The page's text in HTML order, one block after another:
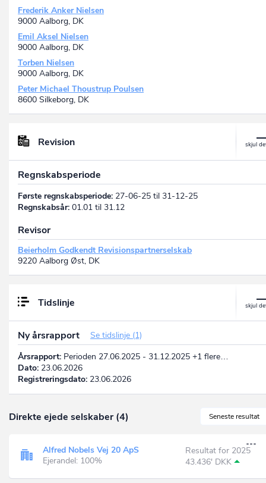
Frederik Anker Nielsen
9000 Aalborg, DK
Emil Aksel Nielsen
9000 Aalborg, DK
Torben Nielsen
9000 Aalborg, DK
Peter Michael Thoustrup Poulsen
8600 Silkeborg, DK
Revision
Regnskabsperiode
Første regnskabsperiode: 27-06-25 til 31-12-25
Regnskabsår: 01.01 til 31.12
Revisor
Beierholm Godkendt Revisionspartnerselskab
9220 Aalborg Øst, DK
Tidslinje
Ny årsrapport
Se tidslinje (1)
Årsrapport: Perioden 27.06.2025 - 31.12.2025 +1 flere…
Dato: 23.06.2026
Registreringsdato: 23.06.2026
Seneste resultat
Direkte ejede selskaber (4)
Alfred Nobels Vej 20 ApS
Ejerandel: 100%
Resultat for 2025
43.436' DKK